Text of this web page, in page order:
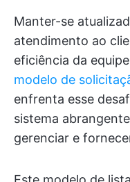
Manter-se
atendimento ao
eficiência da
modelo de
enfrenta esse
sistema
gerenciar e